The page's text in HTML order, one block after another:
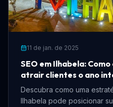
11 de jan. de 2025
SEO em Ilhabela:
atrair clientes o ano
Descubra como uma
Ilhabela pode posicionar